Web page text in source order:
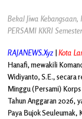
Bekal Jiwa
PERSAMI KKRI
RAJANEWS.Xyz |Kota
Hanafi, mewakili
Widiyanto, S.E., secara
Minggu (Persami)
Tahun Anggaran 2026,
Paya Bujok Seuleumak,